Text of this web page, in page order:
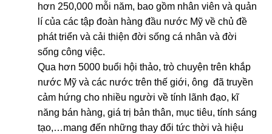
hơn 250,000 mỗi năm, bao gồm nhân viên và quản
lí của các tập đoàn hàng đầu nước Mỹ về chủ đề
phát triển và cải thiện đời sống cá nhân và đời
sống công việc.
Qua hơn 5000 buổi hội thảo, trò chuyện trên khắp
nước Mỹ và các nước trên thế giới, ông đã truyền
cảm hứng cho nhiều người về tính lãnh đạo, kĩ
năng bán hàng, giá trị bản thân, mục tiêu, tính sáng
tạo,…mang đến những thay đổi tức thời và hiệu